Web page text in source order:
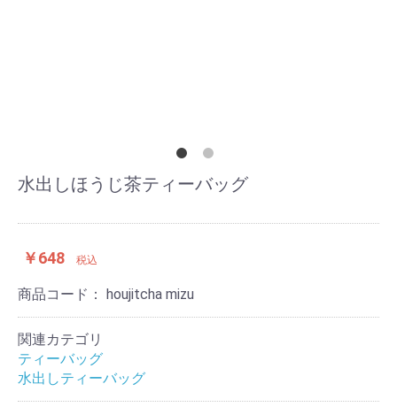
水出しほうじ茶ティーバッグ
￥648 税込
商品コード： houjitcha mizu
関連カテゴリ
ティーバッグ
水出しティーバッグ